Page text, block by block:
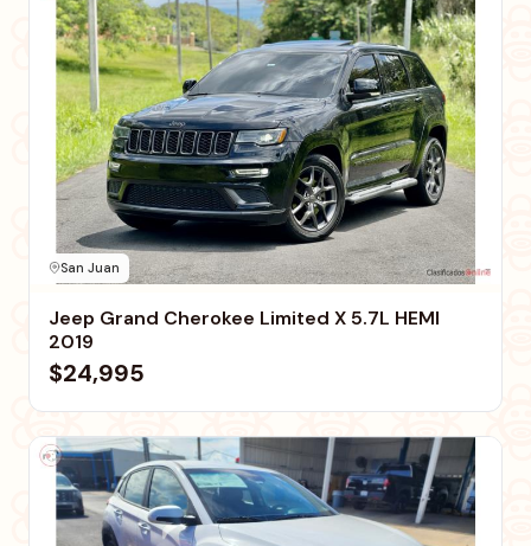
San Juan
Jeep Grand Cherokee Limited X 5.7L HEMI
2019
$24,995